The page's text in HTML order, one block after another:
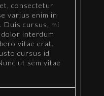
consectetur
varius enim in
Duis cursus, mi
interdum
vitae erat.
cursus id
ut sem vitae